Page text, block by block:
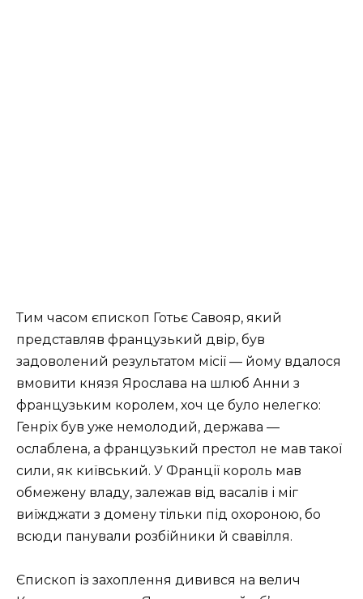
Тим часом єпископ Готьє Савояр, який
представляв французький двір, був
задоволений результатом місії — йому вдалося
вмовити князя Ярослава на шлюб Анни з
французьким королем, хоч це було нелегко:
Генріх був уже немолодий, держава —
ослаблена, а французький престол не мав такої
сили, як київський. У Франції король мав
обмежену владу, залежав від васалів і міг
виїжджати з домену тільки під охороною, бо
всюди панували розбійники й свавілля.
Єпископ із захоплення дивився на велич